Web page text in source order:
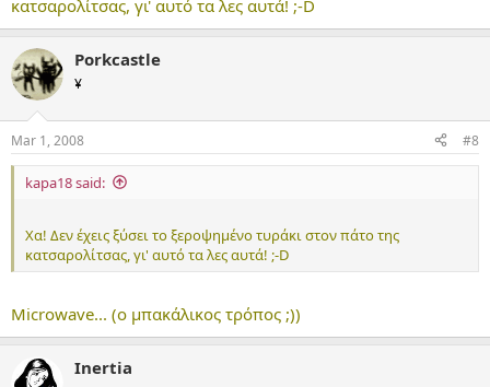
κατσαρολίτσας, γι' αυτό τα λες αυτά! ;-D
Porkcastle
¥
Mar 1, 2008 #8
kapa18 said:
Χα! Δεν έχεις ξύσει το ξεροψημένο τυράκι στον πάτο της
κατσαρολίτσας, γι' αυτό τα λες αυτά! ;-D
Microwave... (ο μπακάλικος τρόπος ;))
Inertia